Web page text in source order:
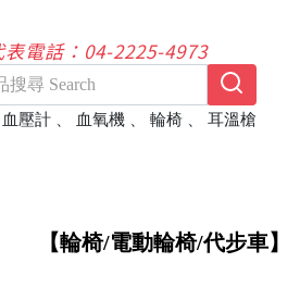
表電話：04-2225-4973
血壓計、 血氧機、 輪椅、 耳溫槍
【輪椅/電動輪椅/代步車】